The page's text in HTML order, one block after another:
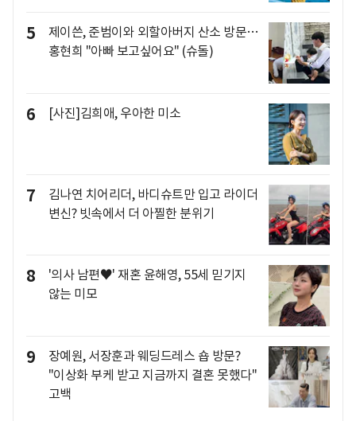
5
제이쓴, 준범이와 외할아버지 산소 방문…
홍현희 "아빠 보고싶어요" (슈돌)
6 [사진]김희애, 우아한 미소
7
김나연 치어리더, 바디슈트만 입고 라이더
변신? 빗속에서 더 아찔한 분위기
8
'의사 남편♥' 재혼 윤해영, 55세 믿기지
않는 미모
9
장예원, 서장훈과 웨딩드레스 숍 방문?
"이상화 부케 받고 지금까지 결혼 못했다"
고백